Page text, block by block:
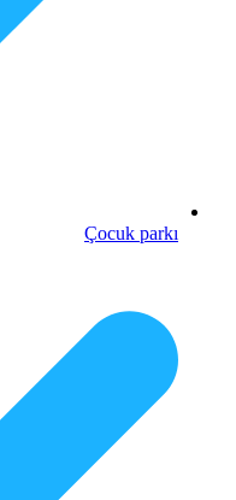
Çocuk parkı